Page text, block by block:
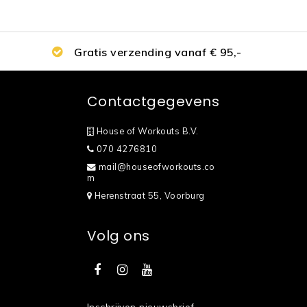
Gratis verzending vanaf € 95,-
Contactgegevens
House of Workouts B.V.
070 4276810
mail@houseofworkouts.co
m
Herenstraat 55, Voorburg
Volg ons